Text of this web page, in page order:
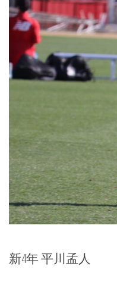
新4年 平川孟人